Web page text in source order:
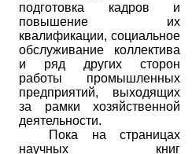
подготовка кадров и
повышение их
квалификации, социальное
обслуживание коллектива
и ряд других сторон
работы промышленных
предприятий, выходящих
за рамки хозяйственной
деятельности.
Пока на страницах
научных книг